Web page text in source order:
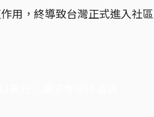
用，終導致台灣正式進入社